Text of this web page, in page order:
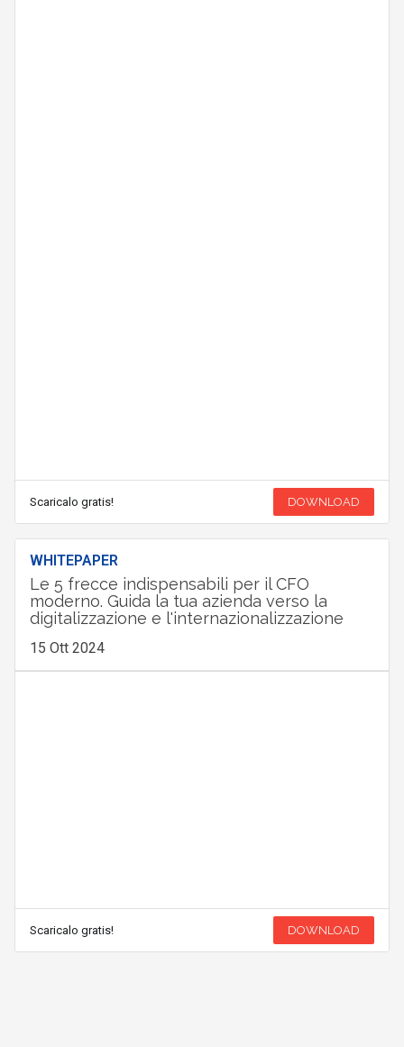
Scaricalo gratis! DOWNLOAD
WHITEPAPER
Le 5 frecce indispensabili per il CFO
moderno. Guida la tua azienda verso la
digitalizzazione e l'internazionalizzazione
15 Ott 2024
Scaricalo gratis! DOWNLOAD